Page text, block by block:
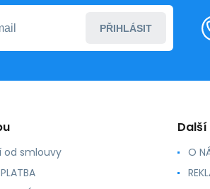
PŘIHLÁSIT
od smlouvy
O